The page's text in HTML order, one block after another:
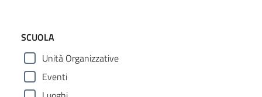
SCUOLA
Unità Organizzative
Eventi